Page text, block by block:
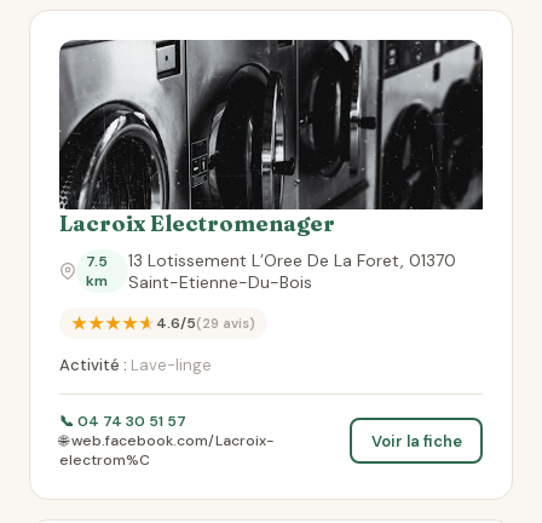
Lacroix Electromenager
7.5
km
13 Lotissement L’Oree De La Foret, 01370
Saint-Etienne-Du-Bois
★★★★★4.6/5(29 avis)
Activité : Lave-linge
📞 04 74 30 51 57
🌐 web.facebook.com/Lacroix-
electrom%C
Voir la fiche